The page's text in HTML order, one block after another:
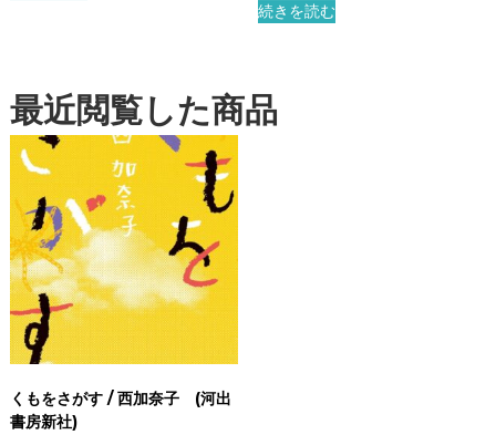
続きを読む
最近閲覧した商品
くもをさがす / 西加奈子 (河出
書房新社)